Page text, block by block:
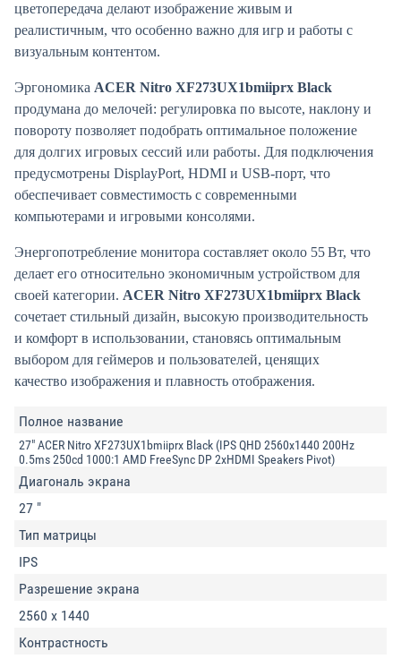
цветопередача делают изображение живым и
реалистичным, что особенно важно для игр и работы с
визуальным контентом.
Эргономика ACER Nitro XF273UX1bmiiprx Black
продумана до мелочей: регулировка по высоте, наклону и
повороту позволяет подобрать оптимальное положение
для долгих игровых сессий или работы. Для подключения
предусмотрены DisplayPort, HDMI и USB‑порт, что
обеспечивает совместимость с современными
компьютерами и игровыми консолями.
Энергопотребление монитора составляет около 55 Вт, что
делает его относительно экономичным устройством для
своей категории. ACER Nitro XF273UX1bmiiprx Black
сочетает стильный дизайн, высокую производительность
и комфорт в использовании, становясь оптимальным
выбором для геймеров и пользователей, ценящих
качество изображения и плавность отображения.
Полное название
27" ACER Nitro XF273UX1bmiiprx Black (IPS QHD 2560x1440 200Hz
0.5ms 250cd 1000:1 AMD FreeSync DP 2xHDMI Speakers Pivot)
Диагональ экрана
27 "
Тип матрицы
IPS
Разрешение экрана
2560 x 1440
Контрастность